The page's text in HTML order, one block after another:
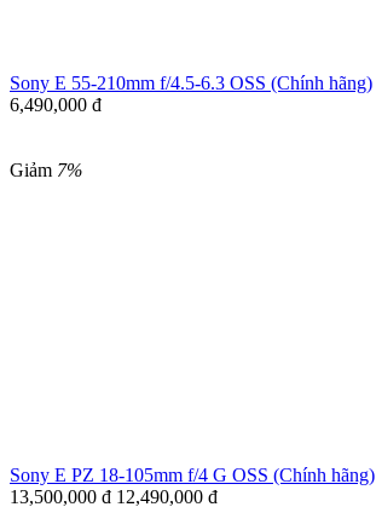
Sony E 55-210mm f/4.5-6.3 OSS (Chính hãng)
6,490,000 đ
Giảm 7%
Sony E PZ 18-105mm f/4 G OSS (Chính hãng)
13,500,000 đ 12,490,000 đ